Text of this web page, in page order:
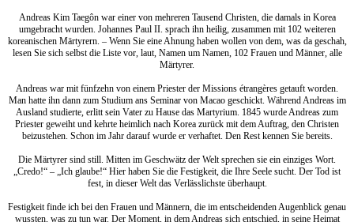
Andreas Kim Taegôn war einer von mehreren Tausend Christen, die damals in Korea
umgebracht wurden. Johannes Paul II. sprach ihn heilig, zusammen mit 102 weiteren
koreanischen Märtyrern. – Wenn Sie eine Ahnung haben wollen von dem, was da geschah,
lesen Sie sich selbst die Liste vor, laut, Namen um Namen, 102 Frauen und Männer, alle
Märtyrer.
Andreas war mit fünfzehn von einem Priester der Missions étrangères getauft worden.
Man hatte ihn dann zum Studium ans Seminar von Macao geschickt. Während Andreas im
Ausland studierte, erlitt sein Vater zu Hause das Martyrium. 1845 wurde Andreas zum
Priester geweiht und kehrte heimlich nach Korea zurück mit dem Auftrag, den Christen
beizustehen. Schon im Jahr darauf wurde er verhaftet. Den Rest kennen Sie bereits.
Die Märtyrer sind still. Mitten im Geschwätz der Welt sprechen sie ein einziges Wort.
„Credo!“ – „Ich glaube!“ Hier haben Sie die Festigkeit, die Ihre Seele sucht. Der Tod ist
fest, in dieser Welt das Verlässlichste überhaupt.
Festigkeit finde ich bei den Frauen und Männern, die im entscheidenden Augenblick genau
wussten, was zu tun war. Der Moment, in dem Andreas sich entschied, in seine Heimat